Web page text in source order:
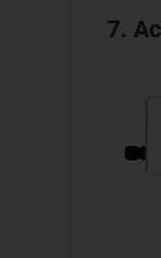
7.